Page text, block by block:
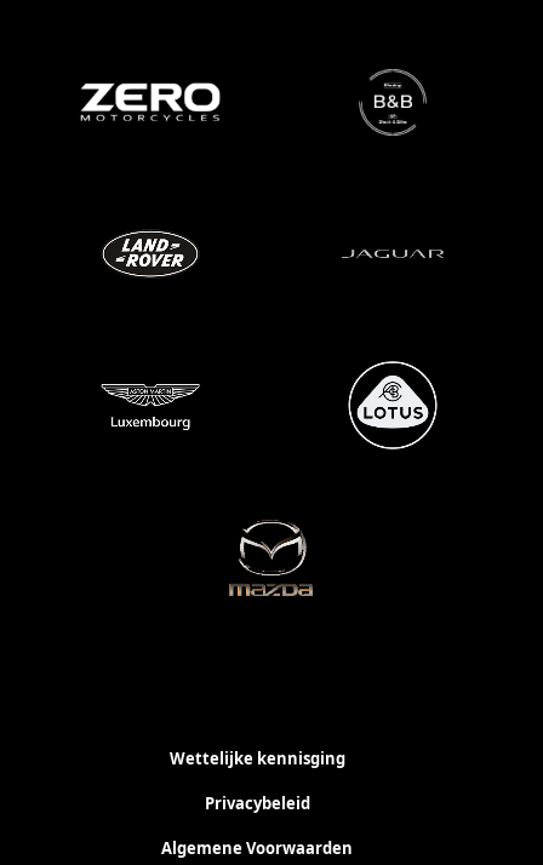
Wettelijke kennisging
Privacybeleid
Algemene Voorwaarden